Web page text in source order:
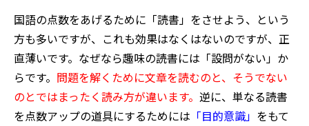
国語の点数をあげるために「読書」をさせよう、という
方も多いですが、これも効果はなくはないのですが、正
直薄いです。なぜなら趣味の読書には「設問がない」か
らです。 問題を解くために文章を読むのと、そうでない
のとではまったく読み方が違います。 逆に、単なる読書
を点数アップの道具にするためには 「目的意識」 をもて